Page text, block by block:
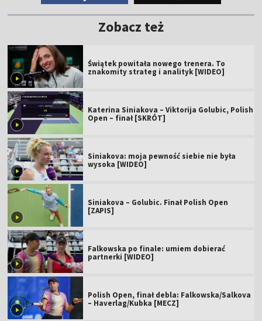
Zobacz też
Świątek powitała nowego trenera. To
znakomity strateg i analityk [WIDEO]
Katerina Siniakova – Viktorija Golubic, Polish
Open – finał [SKRÓT]
Siniakova: moja pewność siebie nie była
wysoka [WIDEO]
Siniakova – Golubic. Finał Polish Open
[ZAPIS]
Falkowska po finale: umiem dobierać
partnerki [WIDEO]
Polish Open, finał debla: Falkowska/Salkova
– Haverlag/Kubka [MECZ]